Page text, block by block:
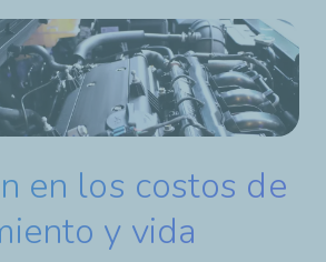
en los costos de
y vida